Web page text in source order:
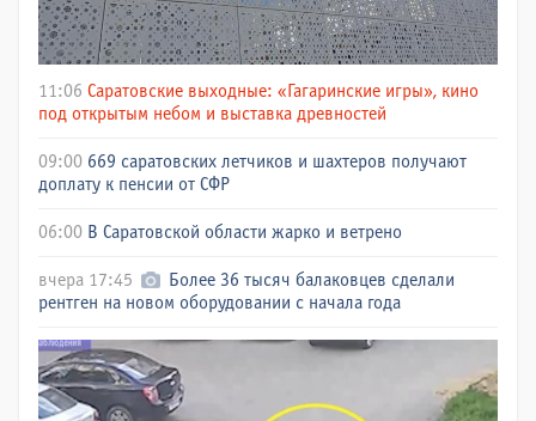
11:06 Саратовские выходные: «Гагаринские игры», кино
под открытым небом и выставка древностей
09:00 669 саратовских летчиков и шахтеров получают
доплату к пенсии от СФР
06:00 В Саратовской области жарко и ветрено
вчера 17:45
Более 36 тысяч балаковцев сделали
рентген на новом оборудовании с начала года